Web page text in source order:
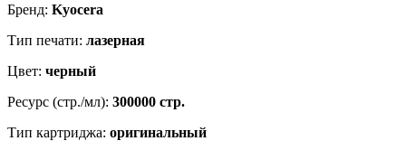
Бренд: Kyocera
Тип печати: лазерная
Цвет: черный
Ресурс (стр./мл): 300000 стр.
Тип картриджа: оригинальный